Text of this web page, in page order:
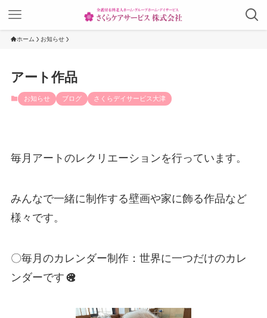
ホーム お知らせ
アート作品
お知らせ ブログ さくらデイサービス大津
毎月アートのレクリエーションを行っています。
みんなで一緒に制作する壁画や家に飾る作品など
様々です。
〇毎月のカレンダー制作：世界に一つだけのカレ
ンダーです